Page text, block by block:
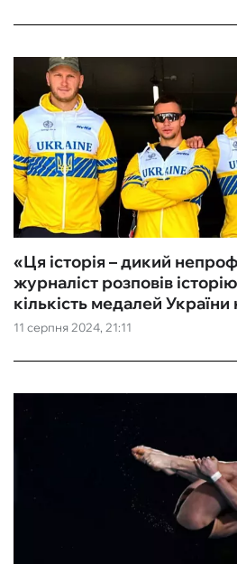
11 серпня 2024, 21:11
«Ця історія – дикий
журналіст розповів
кількість медалей України